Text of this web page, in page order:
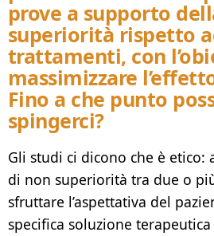
prove a supporto
superiorità rispetto
trattamenti, con
massimizzare
Fino a che punto
spingerci?
Gli studi ci dicono che è etico:
di non superiorità tra due o
sfruttare l’aspettativa del
specifica soluzione